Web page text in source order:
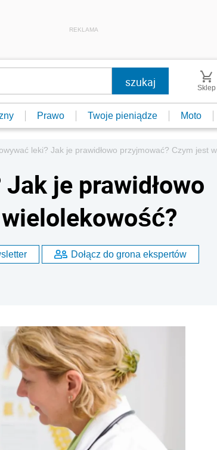
REKLAMA
Sklep
Prawo Twoje pieniądze Moto
leki? Jak je prawidłowo przyjmować? Czym jest
je prawidłowo
Dołącz do grona ekspertów